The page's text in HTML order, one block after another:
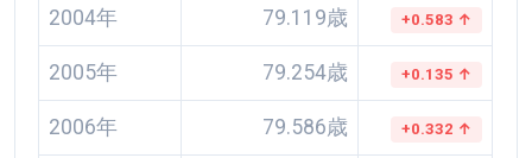
2004年 79.119歳 +0.583 ↑
2005年 79.254歳 +0.135 ↑
2006年 79.586歳 +0.332 ↑